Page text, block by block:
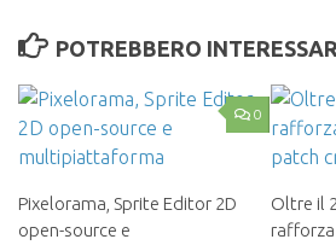
POTREBBERO
0
Pixelorama, Sprite Editor 2D
open-source e
Oltre il